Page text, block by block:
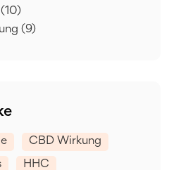
(10)
(9)
CBD Wirkung
HHC